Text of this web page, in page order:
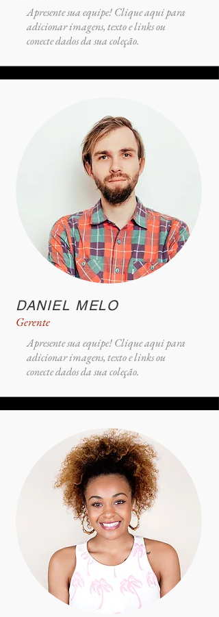
Apresente sua equipe! Clique aqui para
adicionar imagens, texto e links ou
conecte dados da sua coleção.
DANIEL MELO
Gerente
Apresente sua equipe! Clique aqui para
adicionar imagens, texto e links ou
conecte dados da sua coleção.